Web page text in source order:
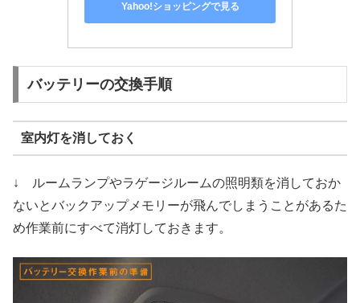
Yahoo!ショッピングで見る
バッテリーの交換手順
室内灯を消しておく
↓ ルームランプやラゲージルームの照明類を消しておか
ないとバックアップメモリーが飛んでしまうことがあるた
め作業前にすべて消灯しておきます。